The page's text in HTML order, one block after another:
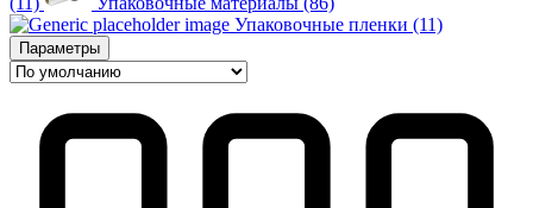
Упаковочные пленки (11)
Параметры